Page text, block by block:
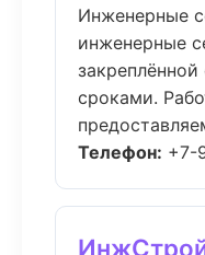
Инженерные
инженерные
сроками.
Телефон: +7-